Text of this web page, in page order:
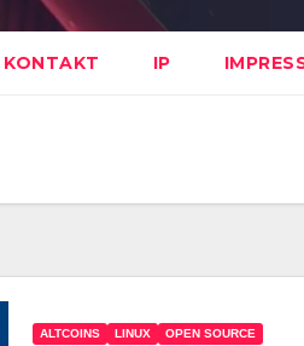
KONTAKT IP
ALTCOINS LINUX OPEN SOURCE